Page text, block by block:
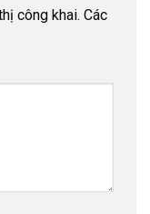
công khai. Các